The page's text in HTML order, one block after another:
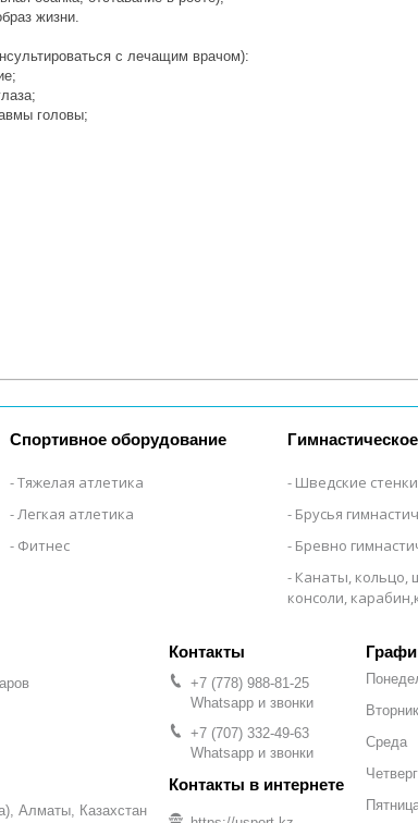
жизни.
с лечащим врачом):
головы;
Спортивное оборудование
Тяжелая атлетика
Легкая атлетика
Фитнес
Шведские стенки
Брусья
Бревно
Канаты, кольцо,
консоли,
Алматы, Казахстан
+7 (778) 988-81-25
Whatsapp и звонки
+7 (707) 332-49-63
Whatsapp и звонки
Вторник
Среда
Четверг